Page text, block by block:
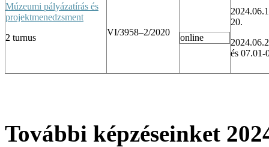
Múzeumi pályázatírás és
projektmenedzsment
2 turnus
VI/3958–2/2020
online
20.
és 07.01-
További képzéseinket